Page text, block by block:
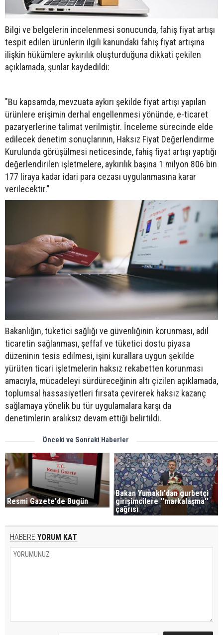
Bilgi ve belgelerin incelenmesi sonucunda, fahiş fiyat artışı
tespit edilen ürünlerin ilgili kanundaki fahiş fiyat artışına
ilişkin hükümlere aykırılık oluşturduğuna dikkati çekilen
açıklamada, şunlar kaydedildi:
"Bu kapsamda, mevzuata aykırı şekilde fiyat artışı yapılan
ürünlere erişimin derhal engellenmesi yönünde, e-ticaret
pazaryerlerine talimat verilmiştir. İnceleme sürecinde elde
edilecek denetim sonuçlarının, Haksız Fiyat Değerlendirme
Kurulunda görüşülmesi neticesinde, fahiş fiyat artışı yaptığı
değerlendirilen işletmelere, aykırılık başına 1 milyon 806 bin
177 liraya kadar idari para cezası uygulanmasına karar
verilecektir."
Bakanlığın, tüketici sağlığı ve güvenliğinin korunması, adil
ticaretin sağlanması, şeffaf ve tüketici dostu piyasa
düzeninin tesis edilmesi, işini kurallara uygun şekilde
yürüten ticari işletmelerin haksız rekabetten korunması
amacıyla, mücadeleyi sürdüreceğinin altı çizilen açıklamada,
toplumsal hassasiyetleri fırsata çevirerek haksız kazanç
sağlamaya yönelik bu tür uygulamalara karşı da
denetimlerin aralıksız devam ettiği belirtildi.
Önceki ve Sonraki Haberler
Resmi Gazete'de Bugün
Bakan Yumaklı'dan gurbetçi
girişimcilere ''markalaşma''
çağrısı
HABERE YORUM KAT